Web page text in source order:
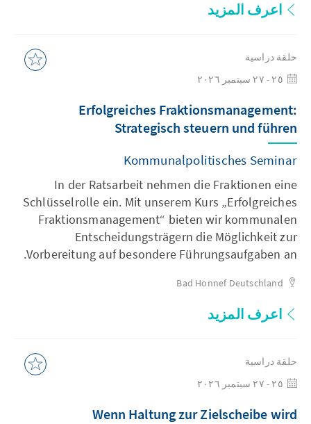
اعرف المزيد
حلقة دراسية
Erfolgreiches Fraktionsmanagement:
Strategisch steuern und führen
Kommunalpolitisches Seminar
In der Ratsarbeit nehmen die Fraktionen eine
Schlüsselrolle ein. Mit unserem Kurs „Erfolgreiches
Fraktionsmanagement“ bieten wir kommunalen
Entscheidungsträgern die Möglichkeit zur
Vorbereitung auf besondere Führungsaufgaben an.
Bad Honnef Deutschland
اعرف المزيد
حلقة دراسية
Wenn Haltung zur Zielscheibe wird